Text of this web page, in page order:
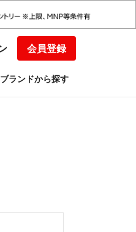
会員登録
ブランドから探す